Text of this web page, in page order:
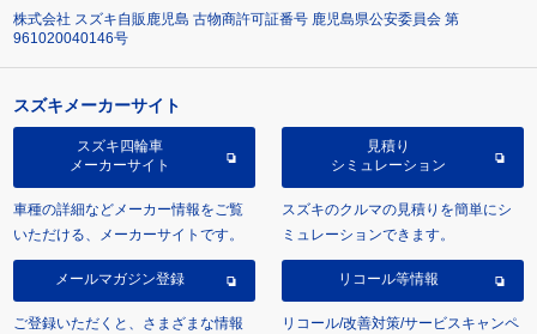
株式会社 スズキ自販鹿児島 古物商許可証番号 鹿児島県公安委員会 第
961020040146号
スズキメーカーサイト
スズキ四輪車
メーカーサイト
車種の詳細などメーカー情報をご覧
いただける、メーカーサイトです。
見積り
シミュレーション
スズキのクルマの見積りを簡単にシ
ミュレーションできます。
メールマガジン登録
ご登録いただくと、さまざまな情報
リコール等情報
リコール/改善対策/サービスキャンペ